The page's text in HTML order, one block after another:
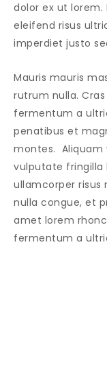
dolor ex ut
eleifend risus
imperdiet justo
Mauris mauris
rutrum nulla.
fermentum a
penatibus et
montes. Aliquam
vulputate fringilla
ullamcorper risus
nulla congue, et
amet lorem
fermentum a